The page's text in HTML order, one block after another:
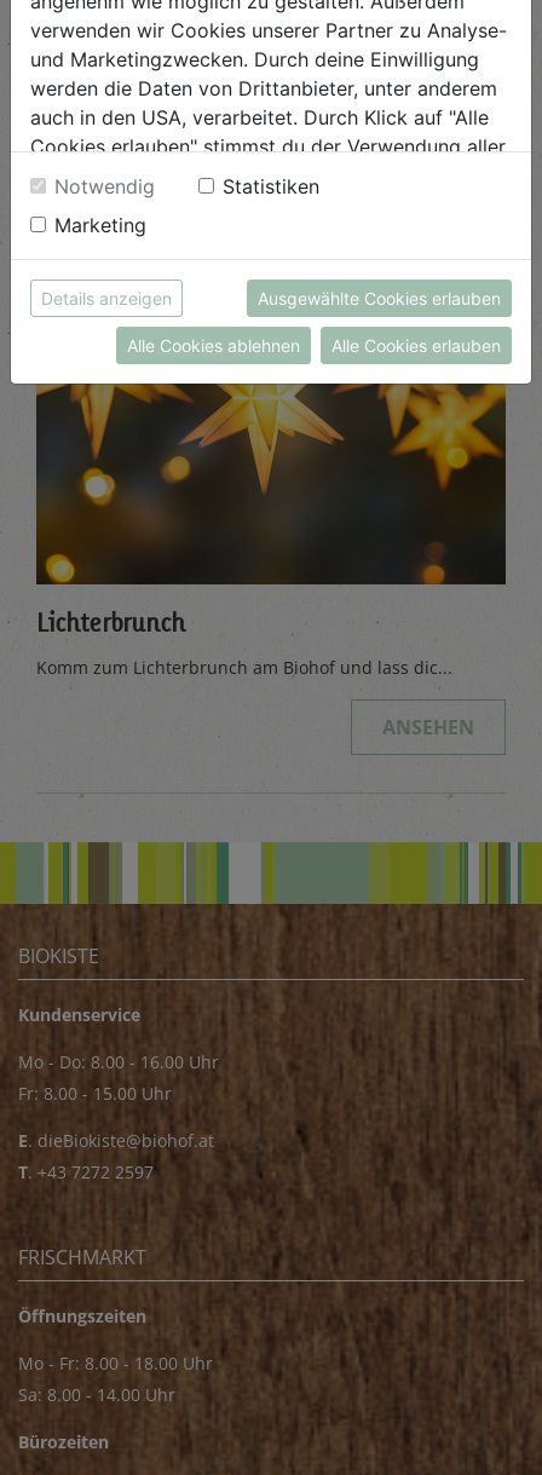
Lichterbrunch
Komm im Dezember zum Lichterbrunch am Biohof ...
Lichterbrunch
Komm zum Lichterbrunch am Biohof und lass dic...
ANSEHEN
BIOKISTE
Kundenservice
Mo - Do: 8.00 - 16.00 Uhr
Fr: 8.00 - 15.00 Uhr
E. dieBiokiste@biohof.at
T. +43 7272 2597
FRISCHMARKT
Öffnungszeiten
Mo - Fr: 8.00 - 18.00 Uhr
Sa: 8.00 - 14.00 Uhr
Bürozeiten
verwenden wir Cookies unserer Partner zu Analyse-
und Marketingzwecken. Durch deine Einwilligung
werden die Daten von Drittanbieter, unter anderem
auch in den USA, verarbeitet. Durch Klick auf "Alle
Cookies erlauben" stimmst du der Verwendung aller
Cookies zu. Unter "Details anzeigen" findest du alle
Infos zu den unterschiedlichen Cookies, du kannst
auch entscheiden, welche Cookies du erlauben
möchtest.
Weitere Informationen findest du in unserer
Datenschutzerklärungbzw. imImpressum
Notwendig
Statistiken
Marketing
Details anzeigen Ausgewählte Cookies erlauben
Alle Cookies ablehnen Alle Cookies erlauben